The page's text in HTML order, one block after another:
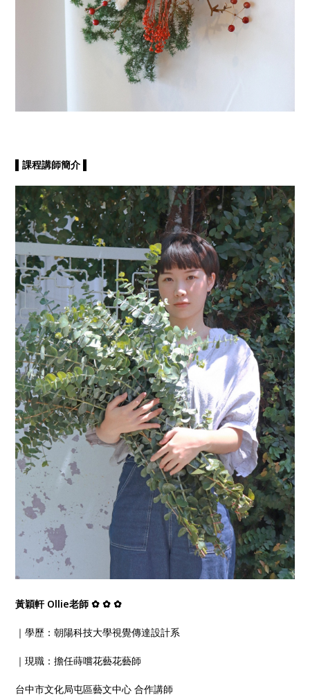
▌課程講師簡介 ▌
黃穎軒 Ollie老師 ✿ ✿ ✿
｜學歷：朝陽科技大學視覺傳達設計系
｜現職：擔任蒔嚐花藝花藝師
台中市文化局屯區藝文中心 合作講師